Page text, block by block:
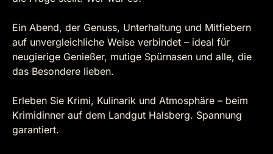
Ein Abend, der Genuss, Unterhaltung und Mitfiebern
auf unvergleichliche Weise verbindet – ideal für
neugierige Genießer, mutige Spürnasen und alle, die
das Besondere lieben.
Erleben Sie Krimi, Kulinarik und Atmosphäre – beim
Krimidinner auf dem Landgut Halsberg. Spannung
garantiert.